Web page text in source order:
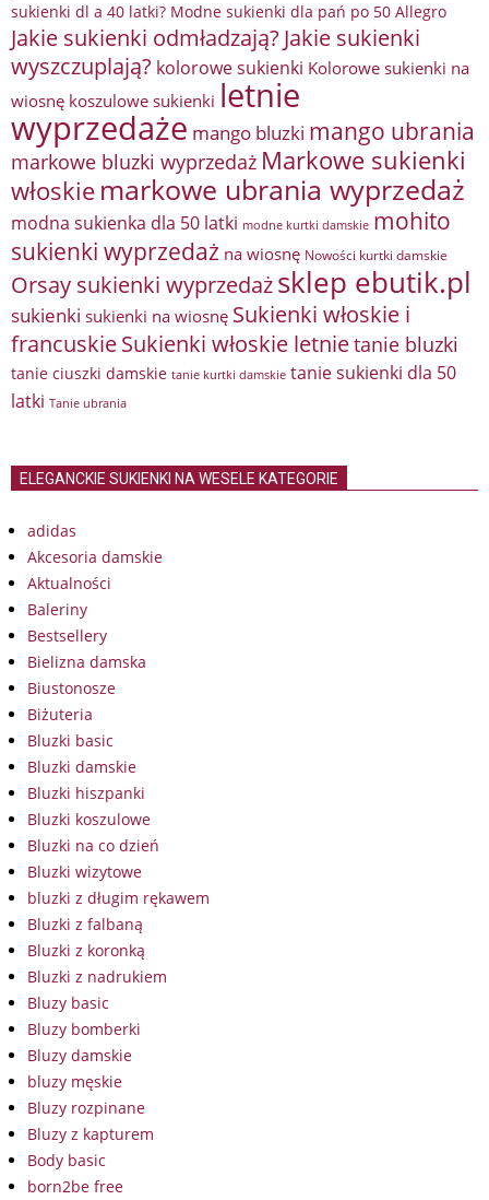
sukienki dl a 40 latki? Modne sukienki dla pań po 50 Allegro
Jakie sukienki odmładzają? Jakie sukienki
wyszczuplają? kolorowe sukienki Kolorowe sukienki na
wiosnę koszulowe sukienki letnie
wyprzedaże mango bluzki mango ubrania
markowe bluzki wyprzedaż Markowe sukienki
włoskie markowe ubrania wyprzedaż
modna sukienka dla 50 latki modne kurtki damskie mohito
sukienki wyprzedaż na wiosnę Nowości kurtki damskie
Orsay sukienki wyprzedażsklep ebutik.pl
sukienki sukienki na wiosnę Sukienki włoskie i
francuskieSukienki włoskie letnietanie bluzki
tanie ciuszki damskie tanie kurtki damskie tanie sukienki dla 50
latki Tanie ubrania
ELEGANCKIE SUKIENKI NA WESELE KATEGORIE
adidas
Akcesoria damskie
Aktualności
Baleriny
Bestsellery
Bielizna damska
Biustonosze
Biżuteria
Bluzki basic
Bluzki damskie
Bluzki hiszpanki
Bluzki koszulowe
Bluzki na co dzień
Bluzki wizytowe
bluzki z długim rękawem
Bluzki z falbaną
Bluzki z koronką
Bluzki z nadrukiem
Bluzy basic
Bluzy bomberki
Bluzy damskie
bluzy męskie
Bluzy rozpinane
Bluzy z kapturem
Body basic
born2be free